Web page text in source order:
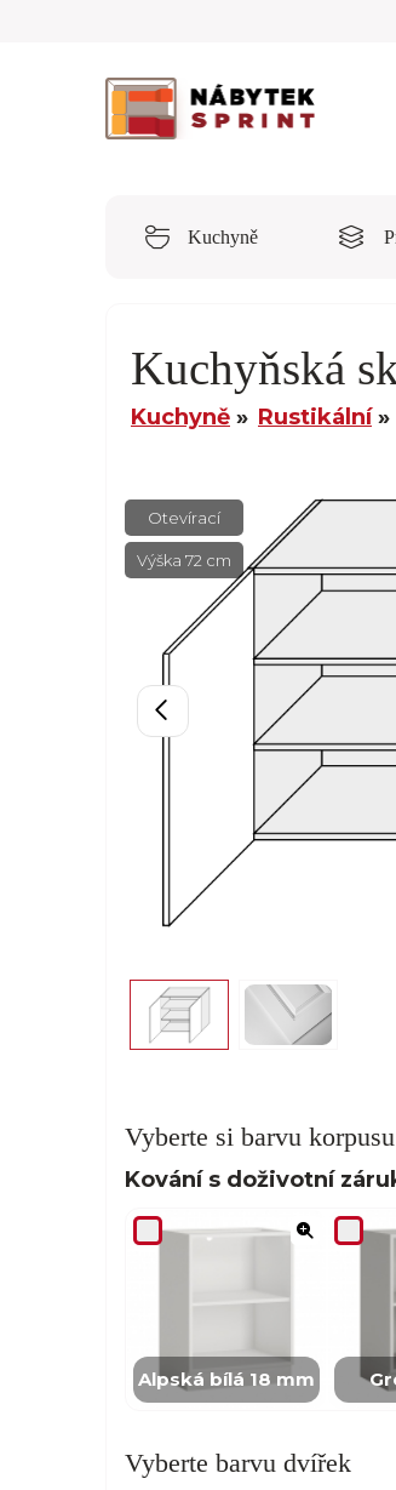
Kuchyně
Kuchyňská
Kuchyně Rustikální
Otevírací
Výška 72 cm
Vyberte si barvu korpusu
Kování s doživotní
Alpská bílá 18 mm
Vyberte barvu dvířek